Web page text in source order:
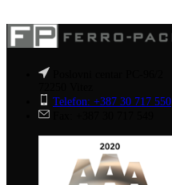
Telefon: +387 30 717 550